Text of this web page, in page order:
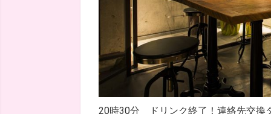
20時30分 ドリンク終了！連絡先交換